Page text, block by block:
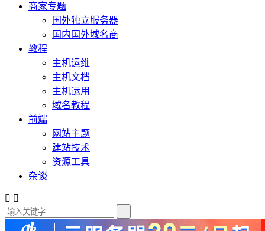
商家专题
国外独立服务器
国内国外域名商
教程
主机运维
主机文档
主机运用
域名教程
前端
网站主题
建站技术
资源工具
杂谈
 
